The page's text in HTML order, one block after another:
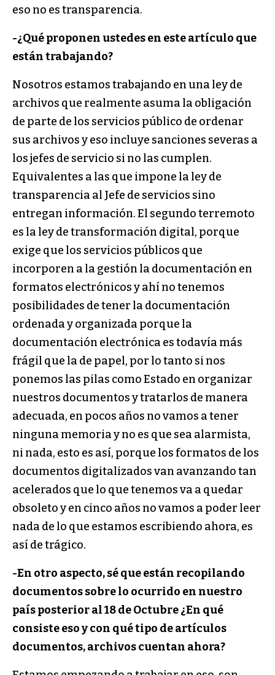
eso no es transparencia.
-¿Qué proponen ustedes en este artículo que
están trabajando?
Nosotros estamos trabajando en una ley de
archivos que realmente asuma la obligación
de parte de los servicios público de ordenar
sus archivos y eso incluye sanciones severas a
los jefes de servicio si no las cumplen.
Equivalentes a las que impone la ley de
transparencia al Jefe de servicios sino
entregan información. El segundo terremoto
es la ley de transformación digital, porque
exige que los servicios públicos que
incorporen a la gestión la documentación en
formatos electrónicos y ahí no tenemos
posibilidades de tener la documentación
ordenada y organizada porque la
documentación electrónica es todavía más
frágil que la de papel, por lo tanto si nos
ponemos las pilas como Estado en organizar
nuestros documentos y tratarlos de manera
adecuada, en pocos años no vamos a tener
ninguna memoria y no es que sea alarmista,
ni nada, esto es así, porque los formatos de los
documentos digitalizados van avanzando tan
acelerados que lo que tenemos va a quedar
obsoleto y en cinco años no vamos a poder leer
nada de lo que estamos escribiendo ahora, es
así de trágico.
-En otro aspecto, sé que están recopilando
documentos sobre lo ocurrido en nuestro
país posterior al 18 de Octubre ¿En qué
consiste eso y con qué tipo de artículos
documentos, archivos cuentan ahora?